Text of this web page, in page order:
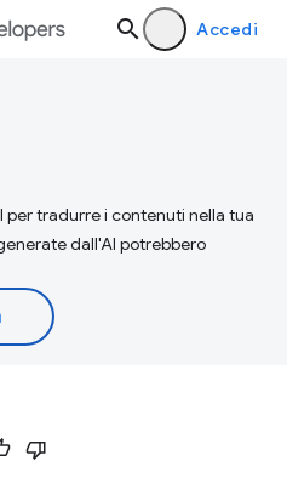
Accedi
tradurre i contenuti nella tua
dall'AI potrebbero